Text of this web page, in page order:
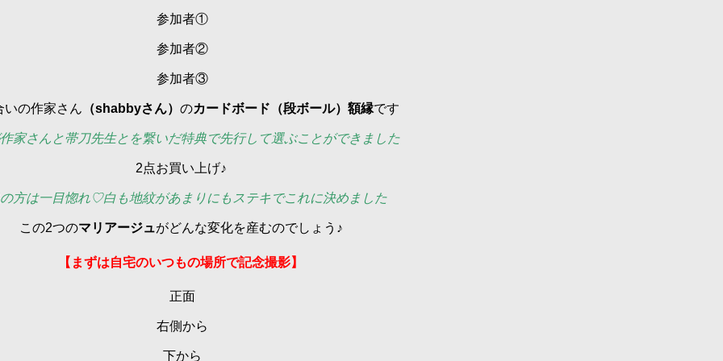
参加者①
参加者②
参加者③
いの作家さん （shabbyさん） のカードボード（段ボール）額縁です
作家さんと帯刀先生とを繋いだ特典で先行して選ぶことができました
2点お買い上げ♪
の方は一目惚れ♡白も地紋があまりにもステキでこれに決めました
この2つのマリアージュがどんな変化を産むのでしょう♪
【まずは自宅のいつもの場所で記念撮影】
正面
右側から
下から